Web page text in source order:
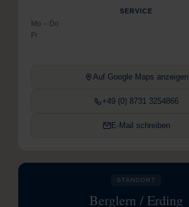
SERVICE
Mo – Do
Fr
Auf Google Maps anzeigen
+49 (0) 8731 3254866
E-Mail schreiben
STANDORT
Berglern / Erding